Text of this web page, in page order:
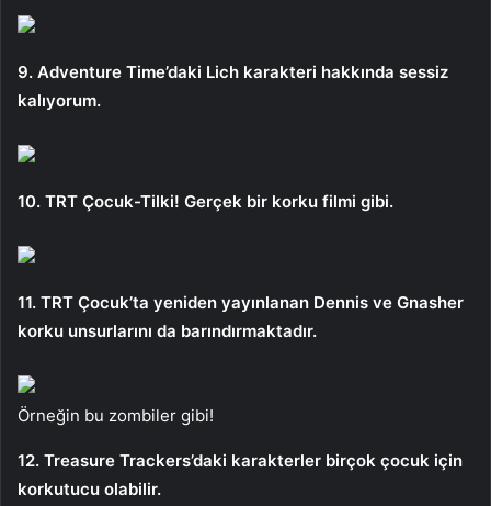
9. Adventure Time’daki Lich karakteri hakkında sessiz
kalıyorum.
10. TRT Çocuk-Tilki! Gerçek bir korku filmi gibi.
11. TRT Çocuk’ta yeniden yayınlanan Dennis ve Gnasher
korku unsurlarını da barındırmaktadır.
Örneğin bu zombiler gibi!
12. Treasure Trackers’daki karakterler birçok çocuk için
korkutucu olabilir.